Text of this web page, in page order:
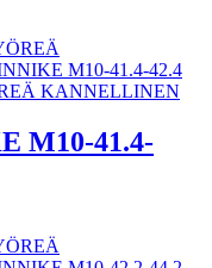
KANNELLINEN
M10-41.4-